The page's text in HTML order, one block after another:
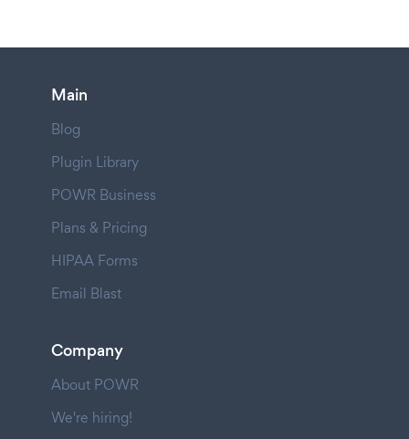
Main
Blog
Plugin Library
POWR Business
Plans & Pricing
HIPAA Forms
Email Blast
Company
About POWR
We're hiring!